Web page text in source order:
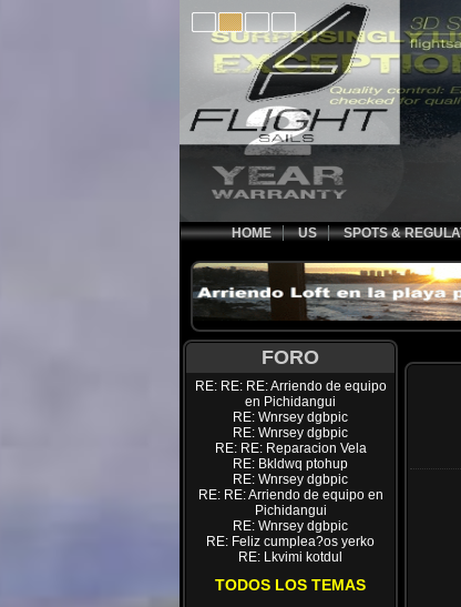
HOME US SPOTS &
FORO
RE: RE: RE: Arriendo de equipo
en Pichidangui
RE: Wnrsey dgbpic
RE: Wnrsey dgbpic
RE: RE: Reparacion Vela
RE: Bkldwq ptohup
RE: Wnrsey dgbpic
RE: RE: Arriendo de equipo en
Pichidangui
RE: Wnrsey dgbpic
RE: Feliz cumplea?os yerko
RE: Lkvimi kotdul
TODOS LOS TEMAS